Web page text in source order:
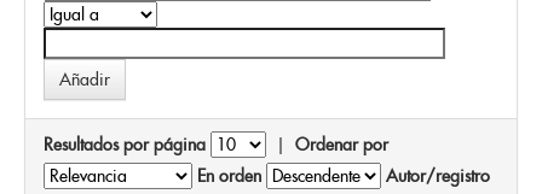
Resultados por página | Ordenar por
En orden
Autor/registro